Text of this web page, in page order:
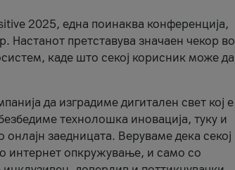
2025, една поинаква конференција,
Настанот претставува значаен чекор во
каде што секој корисник може да
да изградиме дигитален свет кој е
технолошка иновација, туку и
заедницата. Веруваме дека секој
интернет опкружување, и само со